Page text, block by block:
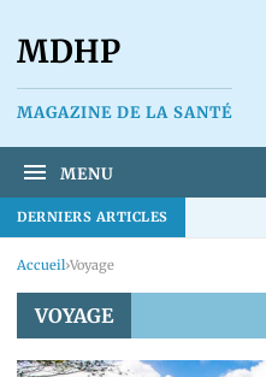
MDHP
MAGAZINE DE LA SANTÉ
MENU
DERNIERS ARTICLES
Accueil›Voyage
VOYAGE